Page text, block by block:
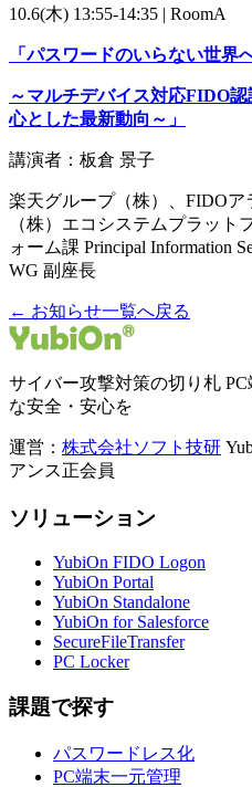
10.6(木) 13:55-14:35 | RoomA
「パスワードのいらない世界
～マルチデバイス対応FIDO
心とした最新動向～」
講演者：板倉 景子
楽天グループ（株）、FIDO
（株）エコシステムプラット
ォーム課 Principal Information
WG 副座長
← お知らせ一覧へ戻る
サイバー攻撃対策の切り札
な安全・安心を
運営： 株式会社ソフト技研
アンス正会員
ソリューション
YubiOn FIDO Logon
YubiOn Portal
YubiOn Standalone
YubiOn for Salesforce
SecureFileTransfer
PC Locker
課題で探す
パスワードレス化
PC端末一元管理